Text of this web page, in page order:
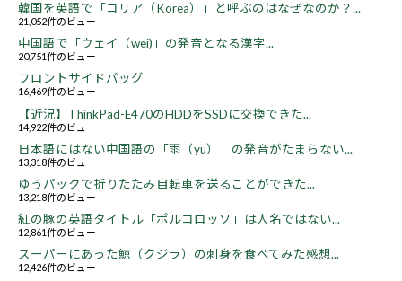
韓国を英語で「コリア（Korea）」と呼ぶのはなぜなのか？...
21,052件のビュー
中国語で「ウェイ（wei)」の発音となる漢字...
20,751件のビュー
フロントサイドバッグ
16,469件のビュー
【近況】ThinkPad-E470のHDDをSSDに交換できた...
14,922件のビュー
日本語にはない中国語の「雨（yu）」の発音がたまらない...
13,318件のビュー
ゆうパックで折りたたみ自転車を送ることができた...
13,218件のビュー
紅の豚の英語タイトル「ポルコロッソ」は人名ではない...
12,861件のビュー
スーパーにあった鯨（クジラ）の刺身を食べてみた感想...
12,426件のビュー